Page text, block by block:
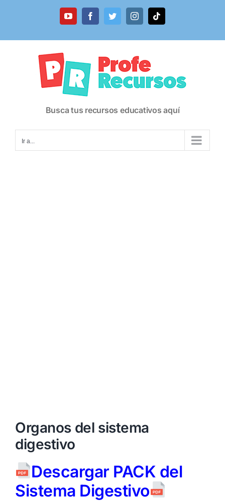
YouTubeFacebookTwitterInstagramTiktok
Busca tus recursos educativos aquí
Ir a...
Organos del sistema
digestivo
Descargar PACK del
Sistema Digestivo